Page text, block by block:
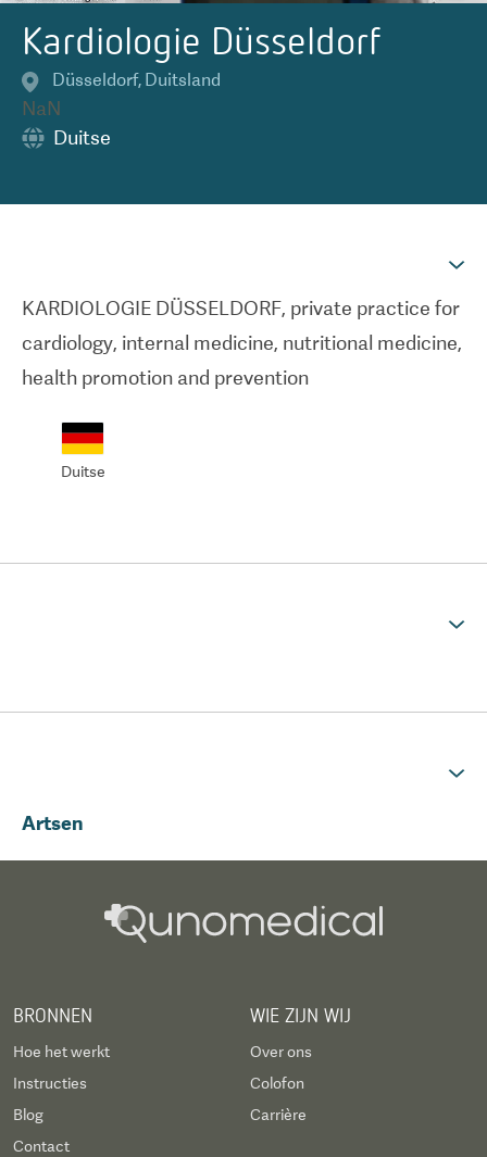
Kardiologie Düsseldorf
Düsseldorf, Duitsland
NaN
Duitse
KARDIOLOGIE DÜSSELDORF, private practice for
cardiology, internal medicine, nutritional medicine,
Duitse
Artsen
BRONNEN
Hoe het werkt
Instructies
Blog
Contact
WIE ZIJN WIJ
Over ons
Colofon
Carrière